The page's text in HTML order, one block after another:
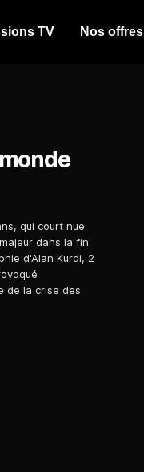
TV Nos offres
qui court nue
dans la fin
d'Alan Kurdi, 2
de la crise des